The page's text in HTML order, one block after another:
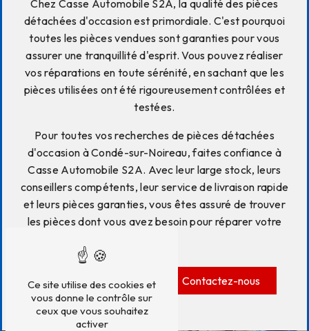
Chez Casse Automobile S2A, la qualité des pièces
détachées d'occasion est primordiale. C'est pourquoi
toutes les pièces vendues sont garanties pour vous
assurer une tranquillité d'esprit. Vous pouvez réaliser
vos réparations en toute sérénité, en sachant que les
pièces utilisées ont été rigoureusement contrôlées et
testées.
Pour toutes vos recherches de pièces détachées
d'occasion à Condé-sur-Noireau, faites confiance à
Casse Automobile S2A. Avec leur large stock, leurs
conseillers compétents, leur service de livraison rapide
et leurs pièces garanties, vous êtes assuré de trouver
les pièces dont vous avez besoin pour réparer votre
En savoir plus Contactez-nous
Ce site utilise des cookies et
vous donne le contrôle sur
ceux que vous souhaitez
activer